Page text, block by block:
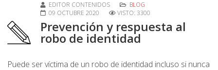
EDITOR CONTENIDOS
BLOG
09 OCTUBRE 2020
VISTO: 3300
Prevención y respuesta al
robo de identidad
Puede ser víctima de un robo de identidad incluso si nunca